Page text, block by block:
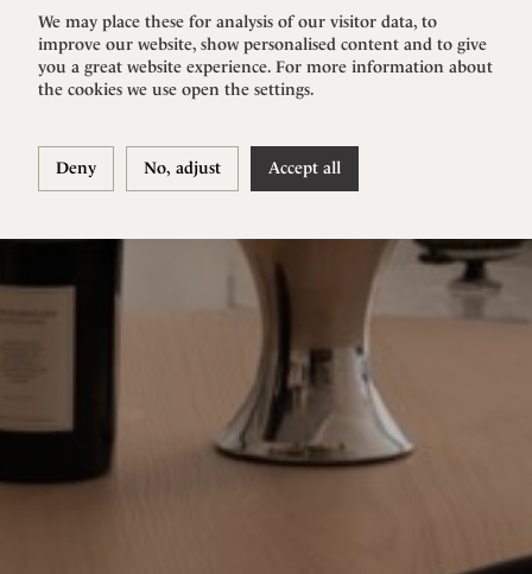
We may place these for analysis of our visitor data, to
improve our website, show personalised content and to give
you a great website experience. For more information about
the cookies we use open the settings.
Deny No, adjust Accept all